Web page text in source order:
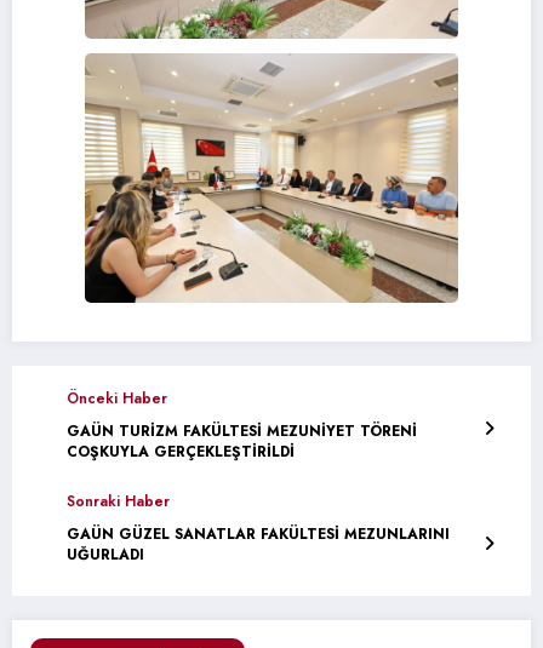
Önceki Haber
GAÜN TURİZM FAKÜLTESİ MEZUNİYET TÖRENİ
COŞKUYLA GERÇEKLEŞTİRİLDİ
Sonraki Haber
GAÜN GÜZEL SANATLAR FAKÜLTESİ MEZUNLARINI
UĞURLADI